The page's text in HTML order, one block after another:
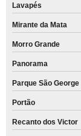
Lavapés
Mirante da Mata
Morro Grande
Panorama
Parque São George
Portão
Recanto dos Victor